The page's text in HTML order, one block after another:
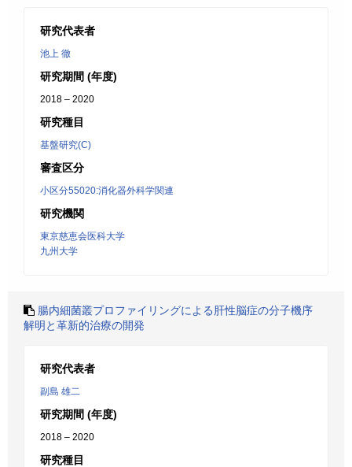
研究代表者
池上 徹
研究期間 (年度)
2018 – 2020
研究種目
基盤研究(C)
審査区分
小区分55020:消化器外科学関連
研究機関
東京慈恵会医科大学
九州大学
腸内細菌叢プロファイリングによる肝性脳症の分子機序
解明と革新的治療の開発
研究代表者
副島 雄二
研究期間 (年度)
2018 – 2020
研究種目